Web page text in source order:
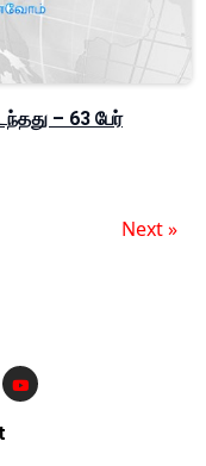
– 63 பேர்
Next »